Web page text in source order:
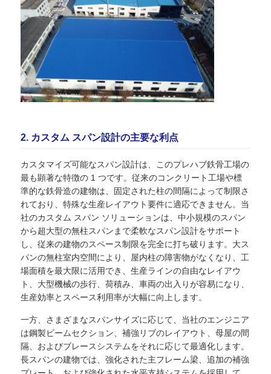
鋼構造の建物
鋼構造構造
スチールフレームビルディング
鉄骨構造の製作
鉄骨建築材料
鶏舎
牛棚
馬の棚
スチールガレージ
2. カスタム スパン設計の主要な利点
カスタマイズ可能なスパン設計は、このプレハブ鉄骨工場の
最も顕著な特徴の 1 つです。従来のコンクリート工場や標
準的な鉄骨造の建物は、固定された柱の間隔によって制限さ
れており、特殊な生産レイアウト要件に適応できません。当
社のカスタム スパン ソリューションは、中小規模のスパン
から超大型の無柱スパンまで柔軟なスパン設計をサポート
し、従来の建物のスペース制限を完全に打ち破ります。大ス
パンの無柱室内空間により、屋内柱の障害物がなくなり、工
場面積を最大限に活用でき、生産ラインの自由なレイアウ
ト、大型機械の歩行、荷積み、車両の出入りが容易になり、
生産効率とスペース利用率が大幅に向上します。
一方、さまざまなスパンサイズに応じて、当社のエンジニア
は鋼製ビームセクション、補強リブのレイアウト、母屋の間
隔、およびブレースシステムをそれに応じて最適化します。
長スパンの建物では、強化された主フレーム梁、追加の補強